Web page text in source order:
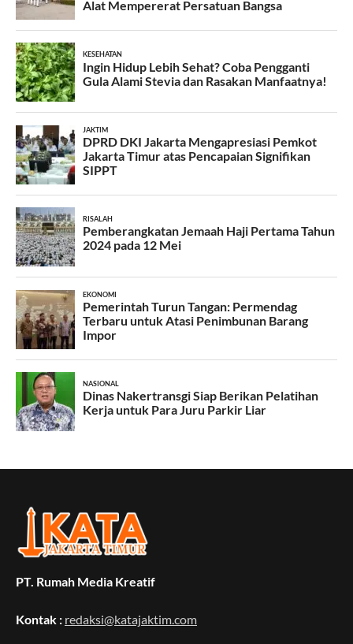
PT. Rumah Media Kreatif
Kontak : redaksi@katajaktim.com